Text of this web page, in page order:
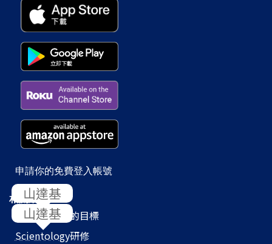
申請你的免費登入帳號
相關網站
Scientology
的目標
Scientology研修